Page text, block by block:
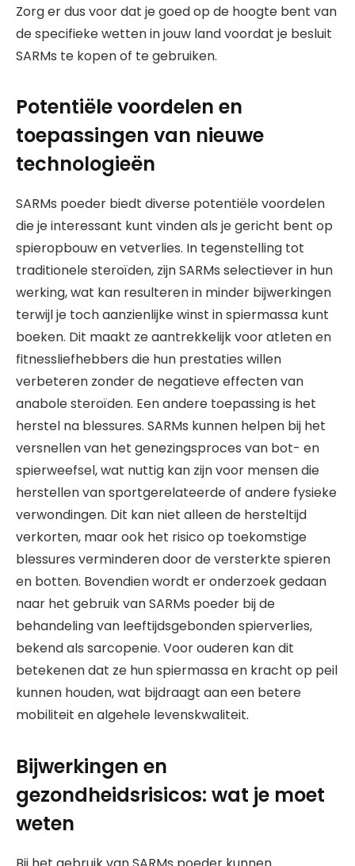
Zorg er dus voor dat je goed op de hoogte bent van
de specifieke wetten in jouw land voordat je besluit
SARMs te kopen of te gebruiken.
Potentiële voordelen en
toepassingen van nieuwe
technologieën
SARMs poeder biedt diverse potentiële voordelen
die je interessant kunt vinden als je gericht bent op
spieropbouw en vetverlies. In tegenstelling tot
traditionele steroïden, zijn SARMs selectiever in hun
werking, wat kan resulteren in minder bijwerkingen
terwijl je toch aanzienlijke winst in spiermassa kunt
boeken. Dit maakt ze aantrekkelijk voor atleten en
fitnessliefhebbers die hun prestaties willen
verbeteren zonder de negatieve effecten van
anabole steroïden. Een andere toepassing is het
herstel na blessures. SARMs kunnen helpen bij het
versnellen van het genezingsproces van bot- en
spierweefsel, wat nuttig kan zijn voor mensen die
herstellen van sportgerelateerde of andere fysieke
verwondingen. Dit kan niet alleen de hersteltijd
verkorten, maar ook het risico op toekomstige
blessures verminderen door de versterkte spieren
en botten. Bovendien wordt er onderzoek gedaan
naar het gebruik van SARMs poeder bij de
behandeling van leeftijdsgebonden spierverlies,
bekend als sarcopenie. Voor ouderen kan dit
betekenen dat ze hun spiermassa en kracht op peil
kunnen houden, wat bijdraagt aan een betere
mobiliteit en algehele levenskwaliteit.
Bijwerkingen en
gezondheidsrisicos: wat je moet
weten